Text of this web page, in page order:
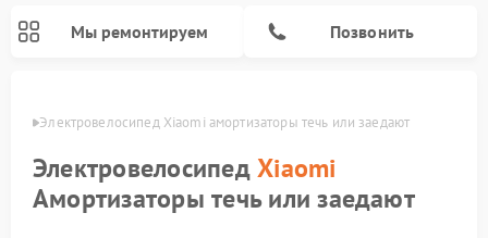
Мы ремонтируем Позвонить
Электровелосипед Xiaomi амортизаторы течь или заедают
ЭлектровелосипедXiaomi
Амортизаторы течь или заедают